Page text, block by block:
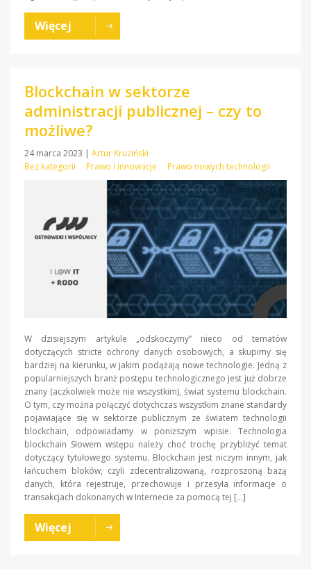
Więcej
Blockchain w sektorze
administracji publicznej – czy to
możliwe?
24 marca 2023 | Artur Kruziński
Bez kategorii
Prawo i innowacje Prawo nowych technologii
W dzisiejszym artykule „odskoczymy” nieco od tematów
dotyczących stricte ochrony danych osobowych, a skupimy się
bardziej na kierunku, w jakim podążają nowe technologie. Jedną z
popularniejszych branż postępu technologicznego jest już dobrze
znany (aczkolwiek może nie wszystkim), świat systemu blockchain.
O tym, czy można połączyć dotychczas wszystkim znane standardy
pojawiające się w sektorze publicznym ze światem technologii
blockchain, odpowiadamy w poniższym wpisie. Technologia
blockchain Słowem wstępu należy choć trochę przybliżyć temat
dotyczący tytułowego systemu. Blockchain jest niczym innym, jak
łańcuchem bloków, czyli zdecentralizowaną, rozproszoną bazą
danych, która rejestruje, przechowuje i przesyła informacje o
transakcjach dokonanych w Internecie za pomocą tej […]
Więcej